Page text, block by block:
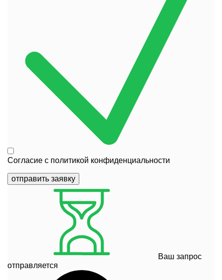
Согласие с политикой конфиденциальности
отправить заявку
Ваш запрос
отправляется